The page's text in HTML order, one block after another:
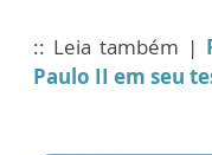
:: Leia também |
Paulo II em seu